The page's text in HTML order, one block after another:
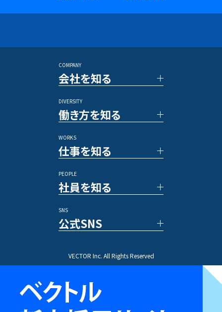
28年卒 PRコンサルタント
長期インターンシップ
■キャリア採用
PRコンサルタント
アルムナイ採用
その他のポジション
COMPANY
会社を知る
TOP メッセージ
ベクトルの強み
新規事業／投資事業
アワード/ランキング
DIVERSITY
働き方を知る
社員の一日
各種制度
休暇／勤怠制度
WORKS
仕事を知る
事例紹介
業務内容
PEOPLE
社員を知る
文字で読む社員インタビュー
動画で知る先輩社員
SNS
公式SNS
Instagram
VECTOR Inc. All Rights Reserved